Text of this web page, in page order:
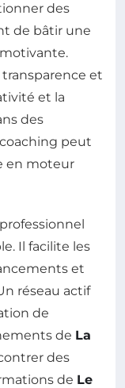
des
de bâtir une
et
et la
des
peut
en moteur
Il facilite les
et
réseau actif
de
de La
des
de Le